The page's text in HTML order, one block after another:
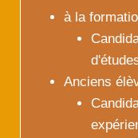
à la
Anciens